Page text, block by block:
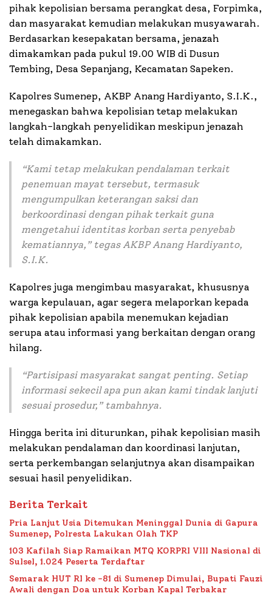
pihak kepolisian bersama perangkat desa, Forpimka,
dan masyarakat kemudian melakukan musyawarah.
Berdasarkan kesepakatan bersama, jenazah
dimakamkan pada pukul 19.00 WIB di Dusun
Tembing, Desa Sepanjang, Kecamatan Sapeken.
Kapolres Sumenep, AKBP Anang Hardiyanto, S.I.K.,
menegaskan bahwa kepolisian tetap melakukan
langkah-langkah penyelidikan meskipun jenazah
telah dimakamkan.
“Kami tetap melakukan pendalaman terkait
penemuan mayat tersebut, termasuk
mengumpulkan keterangan saksi dan
berkoordinasi dengan pihak terkait guna
mengetahui identitas korban serta penyebab
kematiannya,” tegas AKBP Anang Hardiyanto,
S.I.K.
Kapolres juga mengimbau masyarakat, khususnya
warga kepulauan, agar segera melaporkan kepada
pihak kepolisian apabila menemukan kejadian
serupa atau informasi yang berkaitan dengan orang
hilang.
“Partisipasi masyarakat sangat penting. Setiap
informasi sekecil apa pun akan kami tindak lanjuti
sesuai prosedur,” tambahnya.
Hingga berita ini diturunkan, pihak kepolisian masih
melakukan pendalaman dan koordinasi lanjutan,
serta perkembangan selanjutnya akan disampaikan
sesuai hasil penyelidikan.
Berita Terkait
Pria Lanjut Usia Ditemukan Meninggal Dunia di Gapura
Sumenep, Polresta Lakukan Olah TKP
103 Kafilah Siap Ramaikan MTQ KORPRI VIII Nasional di
Sulsel, 1.024 Peserta Terdaftar
Semarak HUT RI ke -81 di Sumenep Dimulai, Bupati Fauzi
Awali dengan Doa untuk Korban Kapal Terbakar